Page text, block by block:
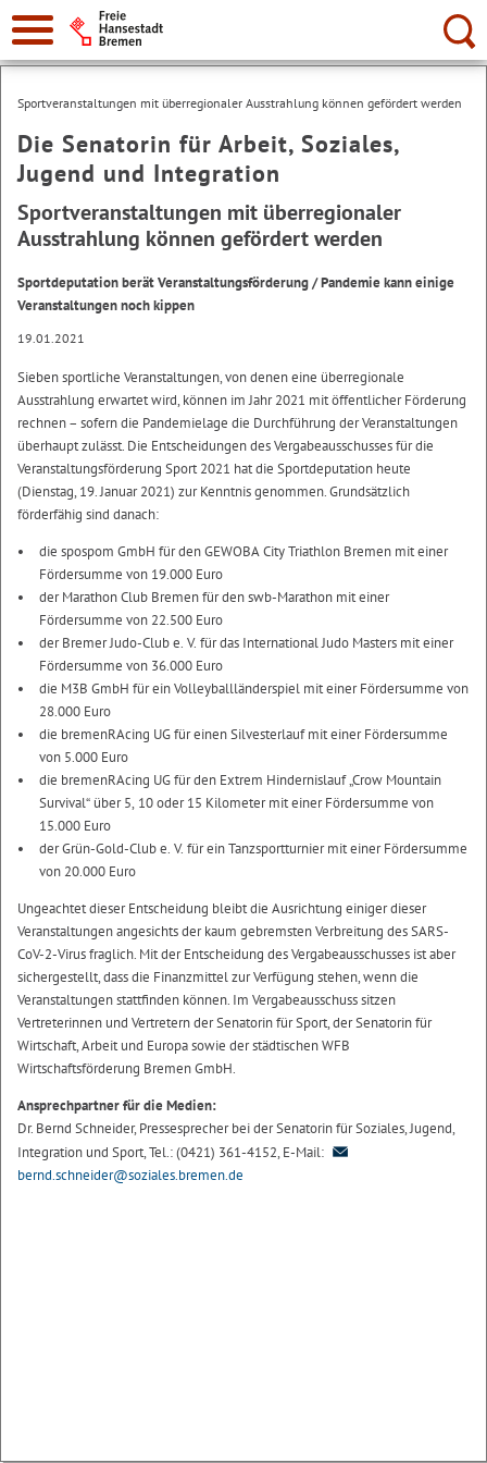
Suche:
Sportveranstaltungen mit überregionaler Ausstrahlung können gefördert werden
Die Senatorin für Arbeit, Soziales,
Jugend und Integration
Sportveranstaltungen mit überregionaler
Ausstrahlung können gefördert werden
Sportdeputation berät Veranstaltungsförderung / Pandemie kann einige
Veranstaltungen noch kippen
19.01.2021
Sieben sportliche Veranstaltungen, von denen eine überregionale
Ausstrahlung erwartet wird, können im Jahr 2021 mit öffentlicher Förderung
rechnen – sofern die Pandemielage die Durchführung der Veranstaltungen
überhaupt zulässt. Die Entscheidungen des Vergabeausschusses für die
Veranstaltungsförderung Sport 2021 hat die Sportdeputation heute
(Dienstag, 19. Januar 2021) zur Kenntnis genommen. Grundsätzlich
förderfähig sind danach:
die spospom GmbH für den GEWOBA City Triathlon Bremen mit einer
Fördersumme von 19.000 Euro
der Marathon Club Bremen für den swb-Marathon mit einer
Fördersumme von 22.500 Euro
der Bremer Judo-Club e. V. für das International Judo Masters mit einer
Fördersumme von 36.000 Euro
die M3B GmbH für ein Volleyballländerspiel mit einer Fördersumme von
28.000 Euro
die bremenRAcing UG für einen Silvesterlauf mit einer Fördersumme
von 5.000 Euro
die bremenRAcing UG für den Extrem Hindernislauf „Crow Mountain
Survival“ über 5, 10 oder 15 Kilometer mit einer Fördersumme von
15.000 Euro
der Grün-Gold-Club e. V. für ein Tanzsportturnier mit einer Fördersumme
von 20.000 Euro
Ungeachtet dieser Entscheidung bleibt die Ausrichtung einiger dieser
Veranstaltungen angesichts der kaum gebremsten Verbreitung des SARS-
CoV-2-Virus fraglich. Mit der Entscheidung des Vergabeausschusses ist aber
sichergestellt, dass die Finanzmittel zur Verfügung stehen, wenn die
Veranstaltungen stattfinden können. Im Vergabeausschuss sitzen
Vertreterinnen und Vertretern der Senatorin für Sport, der Senatorin für
Wirtschaft, Arbeit und Europa sowie der städtischen WFB
Wirtschaftsförderung Bremen GmbH.
Ansprechpartner für die Medien:
Dr. Bernd Schneider, Pressesprecher bei der Senatorin für Soziales, Jugend,
Integration und Sport, Tel.: (0421) 361-4152, E-Mail:
bernd.schneider@soziales.bremen.de